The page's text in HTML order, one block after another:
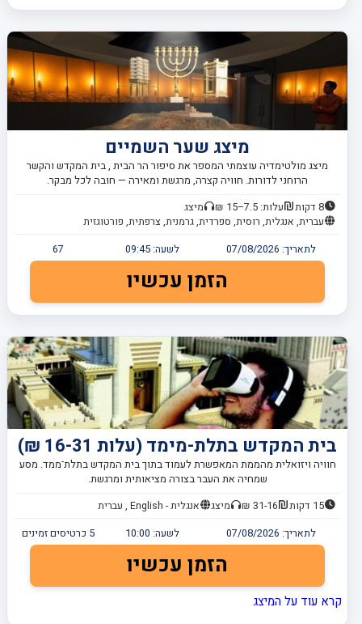
מיצג שער השמיים
מיצג מולטימדיה עוצמתי המספר את סיפור הר הבית , בית המקדש והקשר
הרוחני לדורות. חוויה קצרה, מרגשת ומאירה — חובה לכל מבקר.
8 דקות עלות: 7.5–15 ₪
מיצג
עברית, אנגלית, רוסית, ספרדית, גרמנית, צרפתית, פורטוגזית
לתאריך: 07/08/2026 לשעה:09:45
67
הזמן עכשיו
בית המקדש בתלת-מימד (עלות 16-31 ₪)
חוויה ויזואלית מהממת המאפשרת לעמוד בתוך בית המקדש בתלת־ממד. מסע
שמחיה את העבר בצורה מציאותית ומרגשת.
15 דקות 31-16 ₪ מיצג
אנגלית - English , עברית
לתאריך: 07/08/2026 לשעה: 10:00
5 כרטיסים זמינים
הזמן עכשיו
קרא עוד על המיצג